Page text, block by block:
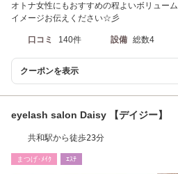
オトナ女性にもおすすめの程よいボリュー
イメージお伝えください☆彡
口コミ 140件 設備 総数4
クーポンを表示
eyelash salon Daisy 【デイジー】
共和駅から徒歩23分
まつげ･ﾒｲｸ ｴｽﾃ